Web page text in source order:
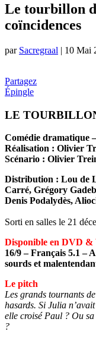
Le tourbillon
coïncidences
par Sacregraal | 10 Mai
Partagez
Épingle
LE
Comédie dramatique
Réalisation : Olivier
Scénario : Olivier
Distribution : Lou de
Carré, Grégory
Denis Podalydès,
Sorti en salles le 21
Disponible en DVD &
16/9 – Français 5.1 –
sourds et
Le pitch
Les grands tournants
hasards. Si Julia
elle croisé Paul ? Ou
?